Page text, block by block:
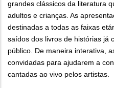
grandes clássicos da literatura
adultos e crianças. As
destinadas a todas as faixas
saídos dos livros de histórias já
público. De maneira interativa,
convidadas para ajudarem a
cantadas ao vivo pelos artistas.